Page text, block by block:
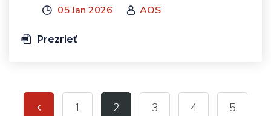
05 Jan 2026 AOS
Prezrieť
1 2 3 4 5